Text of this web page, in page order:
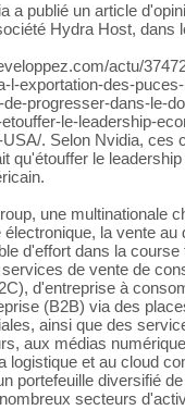
a publié un article
Hydra Host, dans
actu/
l-exportation-des-
progresser-dans-le-
le-leadership-
. Selon Nvidia, ces
qu'étouffer le
une multinationale
la vente au
d'effort dans la course
de vente de
d'entreprise à
(B2B) via des
ainsi que des
aux médias
logistique et au cloud
portefeuille diversifié
secteurs